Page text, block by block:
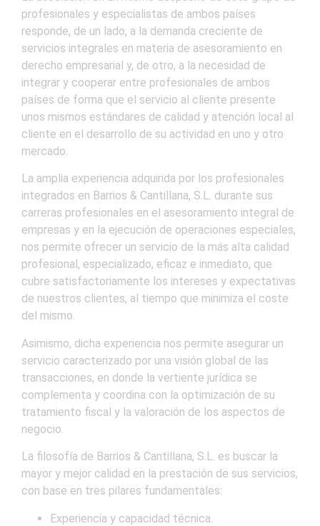
profesionales y especialistas de ambos países
responde, de un lado, a la demanda creciente de
servicios integrales en materia de asesoramiento en
derecho empresarial y, de otro, a la necesidad de
integrar y cooperar entre profesionales de ambos
países de forma que el servicio al cliente presente
unos mismos estándares de calidad y atención local al
cliente en el desarrollo de su actividad en uno y otro
mercado.
La amplia experiencia adquirida por los profesionales
integrados en Barrios & Cantillana, S.L. durante sus
carreras profesionales en el asesoramiento integral de
empresas y en la ejecución de operaciones especiales,
nos permite ofrecer un servicio de la más alta calidad
profesional, especializado, eficaz e inmediato, que
cubre satisfactoriamente los intereses y expectativas
de nuestros clientes, al tiempo que minimiza el coste
del mismo.
Asimismo, dicha experiencia nos permite asegurar un
servicio caracterizado por una visión global de las
transacciones, en donde la vertiente jurídica se
complementa y coordina con la optimización de su
tratamiento fiscal y la valoración de los aspectos de
negocio.
La filosofía de Barrios & Cantillana, S.L. es buscar la
mayor y mejor calidad en la prestación de sus servicios,
con base en tres pilares fundamentales:
Experiencia y capacidad técnica.